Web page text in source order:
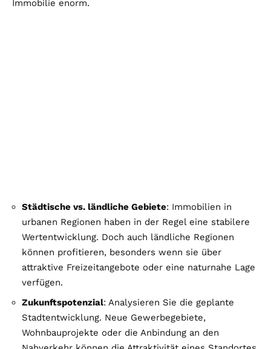
Immobilie enorm.
Städtische vs. ländliche Gebiete: Immobilien in
urbanen Regionen haben in der Regel eine stabilere
Wertentwicklung. Doch auch ländliche Regionen
können profitieren, besonders wenn sie über
attraktive Freizeitangebote oder eine naturnahe Lage
verfügen.
Zukunftspotenzial: Analysieren Sie die geplante
Stadtentwicklung. Neue Gewerbegebiete,
Wohnbauprojekte oder die Anbindung an den